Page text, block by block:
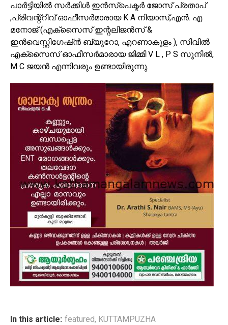
പാർട്ടിയിൽ സർക്കിൾ ഇൻസ്‌പെക്ടർ ജോസ് പ്രതാപ്
,പ്രിവന്റ്റീവ് ഓഫീസർമാരായ K A നിയാസ്,എൻ. എ.
മനോജ്‌ (എക്സൈസ് ഇന്റലിജൻസ് &
ഇൻവെസ്റ്റിഗേഷ്ൻ ബ്യുറോ, എറണാകുളം ), സിവിൽ
എക്സൈസ് ഓഫീസർമാരായ ജിമ്മി V L , P S സുനിൽ,
M C ജയൻ എന്നിവരും ഉണ്ടായിരുന്നു.
In this article: featured, KUTTAMPUZHA